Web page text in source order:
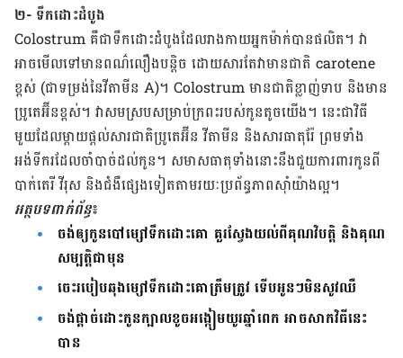
២- ទឹកដោះដំបូង​
Colostrum គឺ​ជា​ទឹក​ដោះ​ដំបូង​ដែល​រាងកាយ​អ្នកម៉ាក់​​បាន​ផលិត។ វា​
អាច​មើល​ទៅ​មាន​ពណ៌​លឿង​បន្តិច​ ដោយ​សារ​តែ​វា​មាន​ជាតិ carotene
ខ្ពស់ (ជា​ទម្រង់​នៃ​វីតាមីន A)។ Colostrum មាន​ជាតិ​ខ្លាញ់​ទាប និង​មាន​
ប្រូតេអ៊ីន​ខ្ពស់។ វា​សម​ស្រប​សម្រាប់​ក្រពះ​របស់​កូនតូច​យើង។ នេះ​ជា​វិធី​
មួយ​ដែល​ម្ដាយ​ផ្តល់​សារ​ជាតិ​ប្រូតេអ៊ីន វីតាមីន និង​សារ​ធាតុ​រ៉ែ ព្រម​ទាំង​
អង់ទីករ​ដែល​ចាំបាច់ដល់​កូន​។ សមាស​ធាតុ​ទាំង​នោះ​នឹង​ជួយ​ការ​ពារ​កូន​​​ពី​
បាក់​តេរី វីរុស និង​ជំងឺ​ផ្សេង​ទៀត​តាម​រយៈ​ប្រព័ន្ធ​ភាព​ស៊ាំ​យ៉ាងល្អ។
អត្ថបទ​ពាក់ព័ន្ធ៖
ចង់ឲ្យ​កូន​បៅ​ម្សៅ​ទឹក​ដោះ​គោ គួរ​ស្វែងយល់​ពី​គុណ​វិបត្តិ និង​គុណ​
សម្បត្តិ​ជាមុន
ចេះ​របៀប​​ឆុង​ម្សៅ​ទឹក​ដោះ​គោ​​ត្រឹម​ត្រូវ ទើប​អូនៗមិន​សូវឈឺ
ចង់​ផ្តាច់​ដោះកូន​ក្បាល​ខូចអង្កៀមយូរ​ឆ្នាំពេក អាច​សាក​វិធី​​នេះ​
បាន